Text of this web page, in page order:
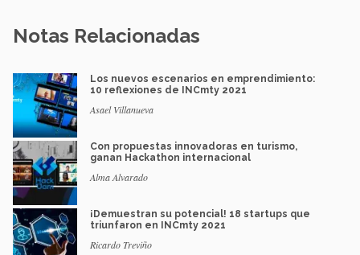
Notas Relacionadas
Los nuevos escenarios en emprendimiento:
10 reflexiones de INCmty 2021
Asael Villanueva
Con propuestas innovadoras en turismo,
ganan Hackathon internacional
Alma Alvarado
¡Demuestran su potencial! 18 startups que
triunfaron en INCmty 2021
Ricardo Treviño